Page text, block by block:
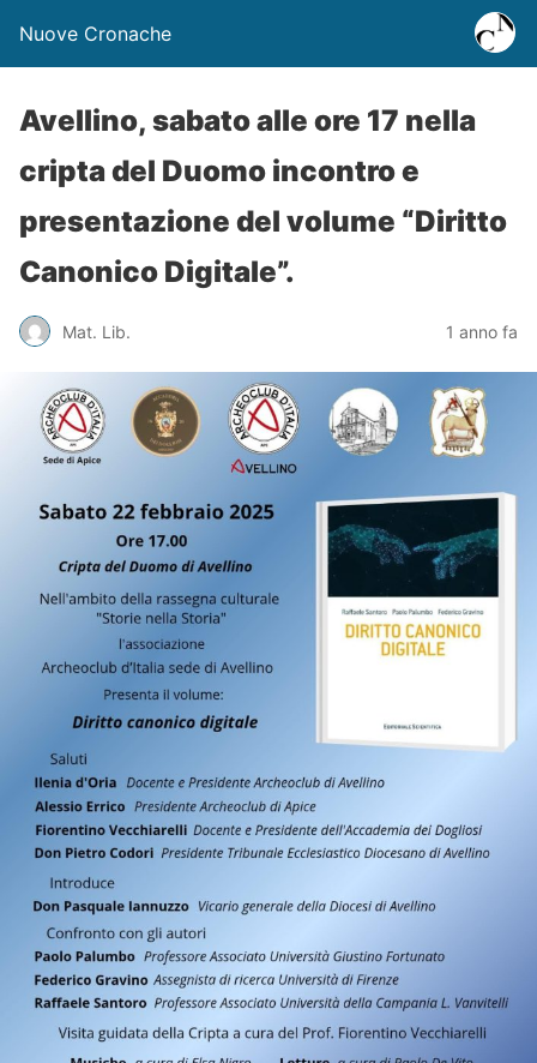
Nuove Cronache
Avellino, sabato alle ore 17 nella
cripta del Duomo incontro e
presentazione del volume “Diritto
Canonico Digitale”.
Mat. Lib. 1 anno fa